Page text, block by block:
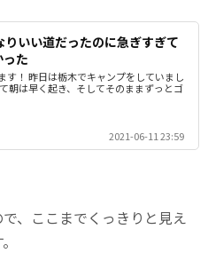
いい道だったのに急ぎすぎて
た
す！ 昨日は栃木でキャンプをしていまし
朝は早く起き、そしてそのままずっとゴ
2021-06-11 23:59
、ここまでくっきりと見え